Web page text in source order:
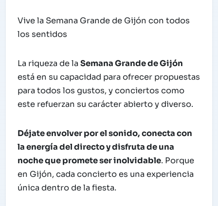
Vive la Semana Grande de Gijón con todos
los sentidos
La riqueza de la Semana Grande de Gijón
está en su capacidad para ofrecer propuestas
para todos los gustos, y conciertos como
este refuerzan su carácter abierto y diverso.
Déjate envolver por el sonido, conecta con
la energía del directo y disfruta de una
noche que promete ser inolvidable. Porque
en Gijón, cada concierto es una experiencia
única dentro de la fiesta.